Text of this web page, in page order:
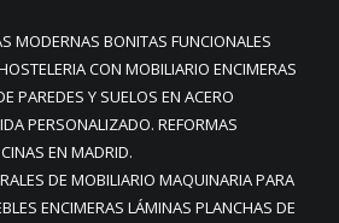
MODERNAS BONITAS FUNCIONALES
CON MOBILIARIO ENCIMERAS
PAREDES Y SUELOS EN ACERO
PERSONALIZADO. REFORMAS
EN MADRID.
DE MOBILIARIO MAQUINARIA PARA
ENCIMERAS LÁMINAS PLANCHAS DE